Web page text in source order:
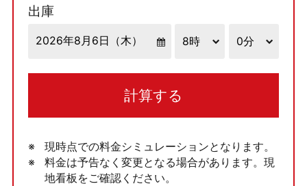
出庫
計算する
現時点での料金シミュレーションとなります。
料金は予告なく変更となる場合があります。現
地看板をご確認ください。